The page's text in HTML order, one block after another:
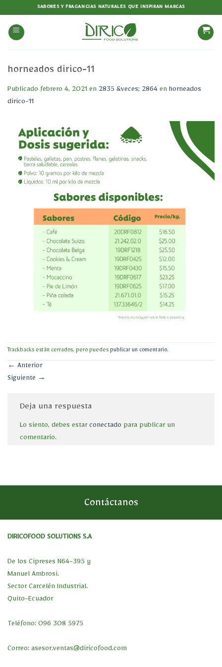
contenido
SABORES Y FRAGANCIAS NATURALES QUE INSPIRAN MARCAS
horneados dirico-11
Publicado febrero 4, 2021 en 2835 &veces; 2864 en horneados
dirico-11
Trackbacks están cerrados, pero puedes publicar un comentario.
← Anterior
Siguiente →
Deja una respuesta
Lo siento, debes estarconectado para publicar un
comentario.
Contáctanos
DIRICOFOOD SOLUTIONS S.A
De los Cipreses N64-395 y
Manuel Ambrosi.
Sector Carcelén Industrial.
Quito-Ecuador
Teléfono: 096 308 5975
Correo: asesor.ventas@diricofood.com